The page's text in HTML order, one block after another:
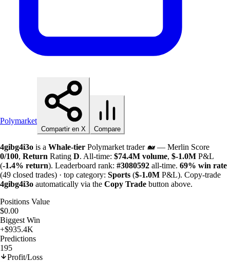
Polymarket
Compartir en X Compare
4gibg4i3o is a Whale-tier Polymarket trader 🐋 — Merlin Score
0/100, Return Rating D. All-time: $74.4M volume, $-1.0M P&L
(-1.4% return). Leaderboard rank: #3080592 all-time. 69% win rate
(49 closed trades) · top category: Sports ($-1.0M P&L). Copy-trade
4gibg4i3o automatically via the Copy Trade button above.
Positions Value
$0.00
Biggest Win
+$935.4K
Predictions
195
Profit/Loss